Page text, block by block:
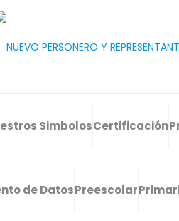
SimbolosCertificación
de DatosPreescolar